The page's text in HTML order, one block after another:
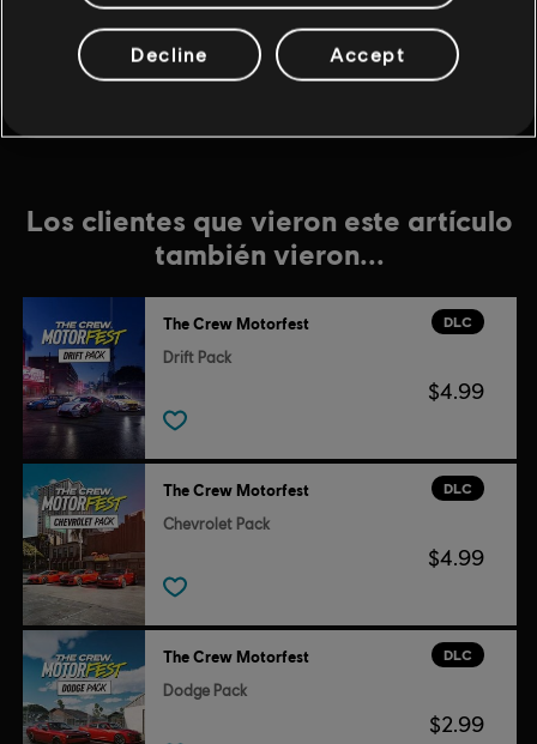
360 000 Crew Credits
$29.99
Los clientes que vieron este artículo
también vieron...
DLC
The Crew Motorfest
Drift Pack
$4.99
DLC
The Crew Motorfest
Chevrolet Pack
$4.99
DLC
The Crew Motorfest
Dodge Pack
$2.99
Decline Accept